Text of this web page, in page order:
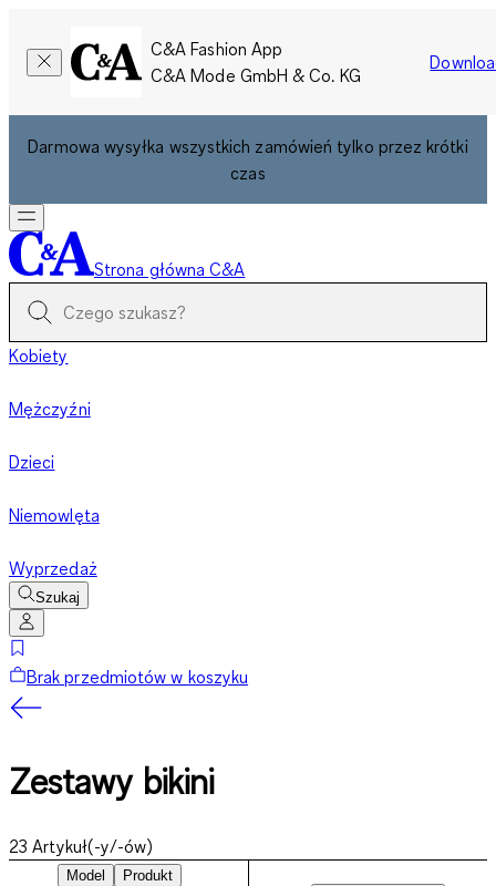
C&A Fashion App
C&A Mode GmbH & Co. KG
Darmowa wysyłka wszystkich zamówień tylko przez krótki
czas
Strona główna C&A
Kobiety
Mężczyźni
Dzieci
Niemowlęta
Wyprzedaż
Szukaj
Brak przedmiotów w koszyku
Zestawy bikini
23 Artykuł(-y/-ów)
Model
Produkt